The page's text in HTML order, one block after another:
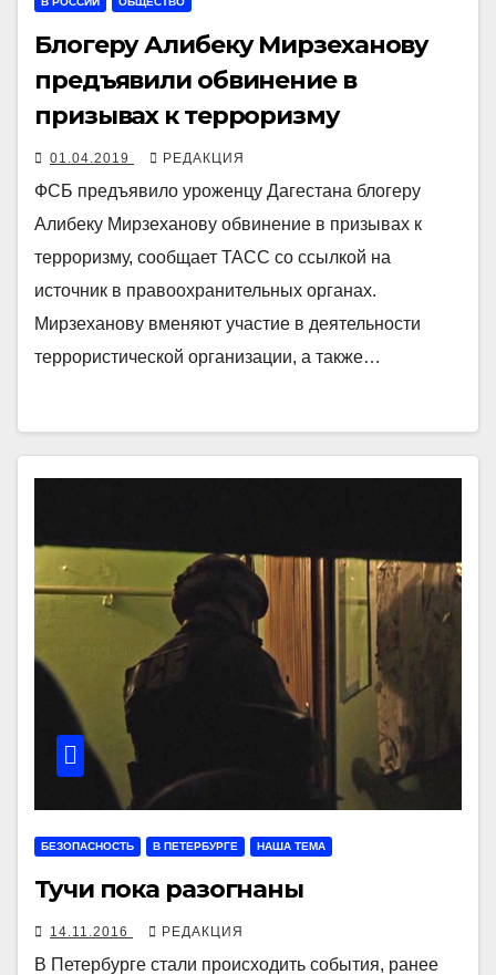
Блогеру Алибеку Мирзеханову
предъявили обвинение в
призывах к терроризму
01.04.2019 РЕДАКЦИЯ
ФСБ предъявило уроженцу Дагестана блогеру
Алибеку Мирзеханову обвинение в призывах к
терроризму, сообщает ТАСС со ссылкой на
источник в правоохранительных органах.
Мирзеханову вменяют участие в деятельности
террористической организации, а также…
БЕЗОПАСНОСТЬ В ПЕТЕРБУРГЕ НАША ТЕМА
Тучи пока разогнаны
14.11.2016 РЕДАКЦИЯ
В Петербурге стали происходить события, ранее